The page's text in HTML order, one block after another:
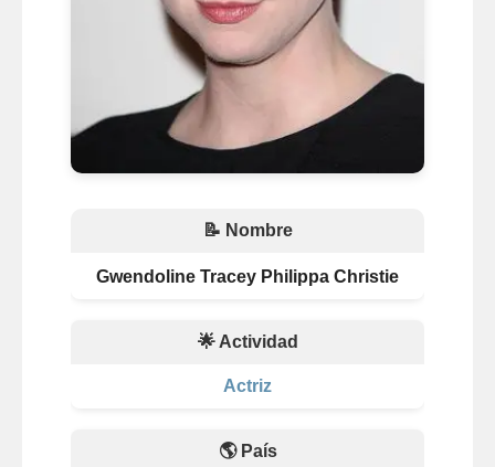
📝 Nombre
Gwendoline Tracey Philippa Christie
🌟 Actividad
Actriz
🌎 País